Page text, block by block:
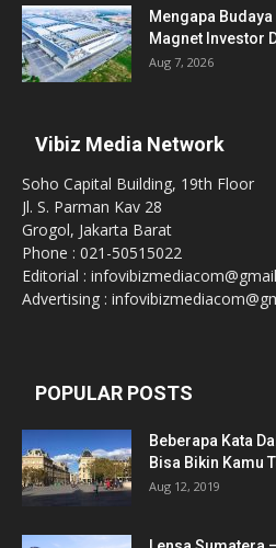
Mengapa
Magnet Investor
Aug 7, 2026
Vibiz Media Network
Soho Capital Building, 19th Floor
Jl. S. Parman Kav 28
Grogol, Jakarta Barat
Phone : 021-50515022
Editorial :
Advertising :
POPULAR POSTS
Beberapa Kata
Bisa Bikin Kamu
Aug 12, 2019